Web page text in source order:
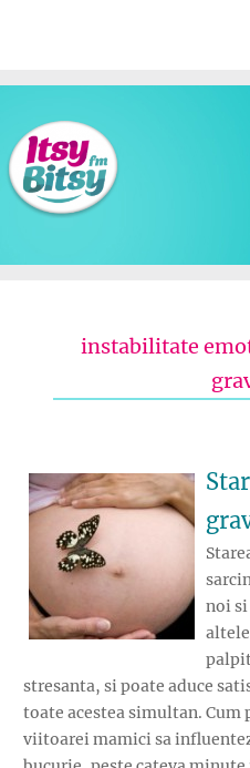
instabilitate
noi
stresanta, si poate aduce
toate acestea simultan. Cum
viitoarei mamici sa